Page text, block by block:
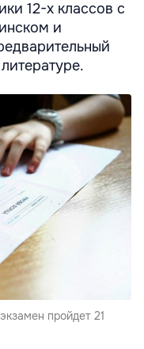
12-х классов с
и
пройдет 21